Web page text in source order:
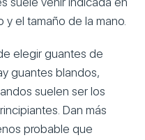
el tamaño de la mano.
elegir guantes de
guantes blandos,
suelen ser los
Dan más
probable que